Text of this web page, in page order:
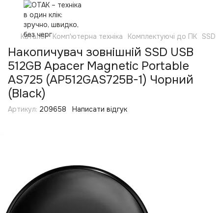
Каталог Комп'ютерна техніка Комплектуючі до ПК SSD
Накопичувач зовнішній SSD USB
512GB Apacer Magnetic Portable
AS725 (AP512GAS725B-1) Чорний
(Black)
Артикул: 209658 Написати відгук